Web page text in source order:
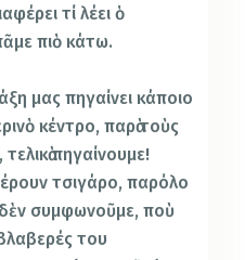
τί λέει ὁ
πιὸ κάτω.
μας πηγαίνει κάποιο
κέντρο, παρὰ τοὺς
πηγαίνουμε!
τσιγάρο, παρόλο
συμφωνοῦμε, ποὺ
του